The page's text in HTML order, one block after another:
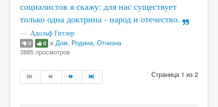
социалистов я скажу: для нас существует
только одна доктрина - народ и отечество.
Адольф Гитлер
0 0 в Дом, Родина, Отчизна
3885 просмотров
Страница 1 из 2